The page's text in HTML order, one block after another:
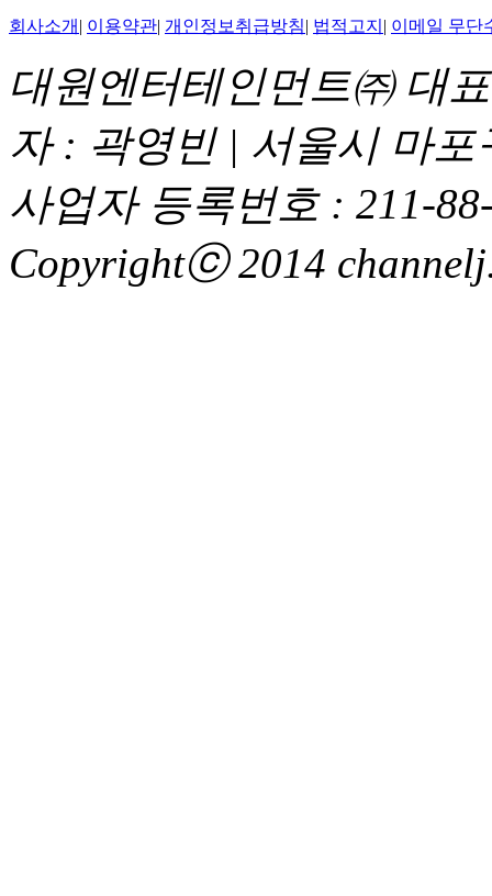
회사소개 | 이용약관| 개인정보취급방침| 법적고지 | 이메일 무단
대원엔터테인먼트㈜ 대
자 : 곽영빈 | 서울시 마
사업자 등록번호 : 211-
Copyrightⓒ 2014